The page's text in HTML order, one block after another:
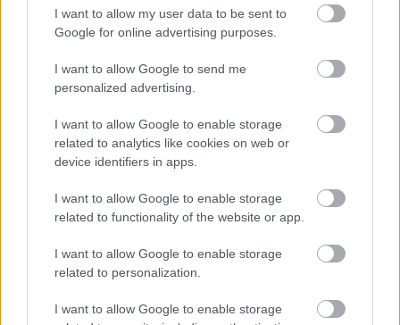
I want to allow my user data to be sent to
Google for online advertising purposes.
I want to allow Google to send me
personalized advertising.
I want to allow Google to enable storage
related to analytics like cookies on web or
device identifiers in apps.
I want to allow Google to enable storage
related to functionality of the website or app.
I want to allow Google to enable storage
related to personalization.
I want to allow Google to enable storage
/nép-mese egy részben némi zenével/
Szereplők, avagy a mesélők:
Fazakas Júlia
Kovács Ágnesanna
M.Simon Andrea
Szőcs Erika
Domokos László
Győry András Botond
Molnár Csaba
Bocskor Salló Lóránt
Dramaturg:Ari Nagy Barbara